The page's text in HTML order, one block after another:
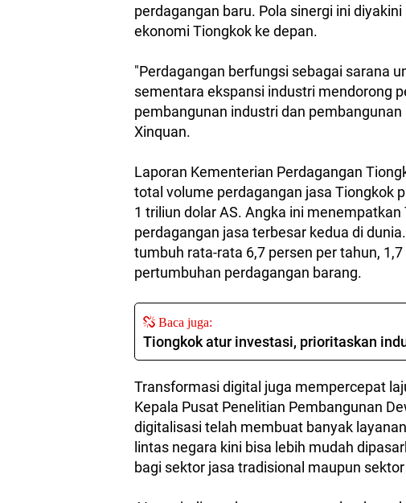
perdagangan baru. Pola sinergi ini
ekonomi Tiongkok ke depan.
"Perdagangan berfungsi sebagai sarana
sementara ekspansi industri mendorong
pembangunan industri dan
Xinquan.
Laporan Kementerian Perdagangan
total volume perdagangan jasa Tiongkok
1 triliun dolar AS. Angka ini
perdagangan jasa terbesar kedua di
tumbuh rata-rata 6,7 persen per tahun,
pertumbuhan perdagangan barang.
Baca juga:
Tiongkok atur investasi, prioritaskan
Transformasi digital juga mempercepat
Kepala Pusat Penelitian Pembangunan
digitalisasi telah membuat banyak
lintas negara kini bisa lebih mudah
bagi sektor jasa tradisional maupun